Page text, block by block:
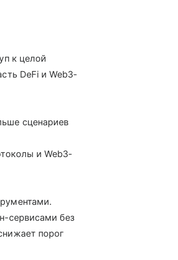
к целой
DeFi и Web3-
сценариев
и Web3-
сервисами без
порог